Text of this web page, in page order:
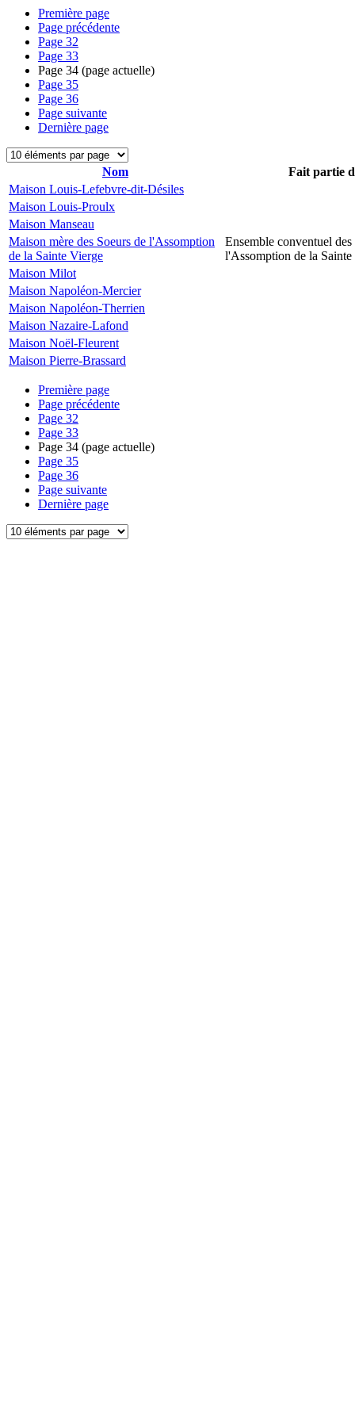
Première page
Page précédente
Page 32
Page 33
Page 34 (page actuelle)
Page 35
Page 36
Page suivante
Dernière page
Nom
Fait partie
Maison Louis-Lefebvre-dit-Désiles
Maison Louis-Proulx
Maison Manseau
Maison mère des Soeurs de l'Assomption
de la Sainte Vierge
Ensemble conventuel des
l'Assomption de la
Maison Milot
Maison Napoléon-Mercier
Maison Napoléon-Therrien
Maison Nazaire-Lafond
Maison Noël-Fleurent
Maison Pierre-Brassard
Première page
Page précédente
Page 32
Page 33
Page 34 (page actuelle)
Page 35
Page 36
Page suivante
Dernière page